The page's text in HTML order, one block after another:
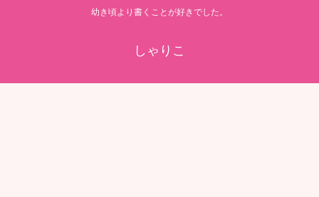
幼き頃より書くことが好きでした。
しゃりこ